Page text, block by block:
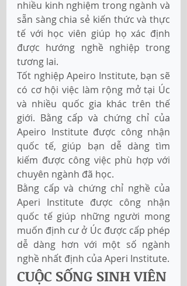
nhiều kinh nghiệm trong ngành và
sẵn sàng chia sẻ kiến thức và thực
tế với học viên giúp họ xác định
được hướng nghề nghiệp trong
tương lai.
Tốt nghiệp Apeiro Institute, bạn sẽ
có cơ hội việc làm rộng mở tại Úc
và nhiều quốc gia khác trên thế
giới. Bằng cấp và chứng chỉ của
Apeiro Institute được công nhận
quốc tế, giúp bạn dễ dàng tìm
kiếm được công việc phù hợp với
chuyên ngành đã học.
Bằng cấp và chứng chỉ nghề của
Aperi Institute được công nhận
quốc tế giúp những người mong
muốn định cư ở Úc được cấp phép
dễ dàng hơn với một số ngành
nghề nhất định của Aperi Institute.
CUỘC SỐNG SINH VIÊN